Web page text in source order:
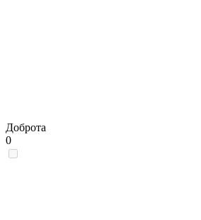
Доброта
0